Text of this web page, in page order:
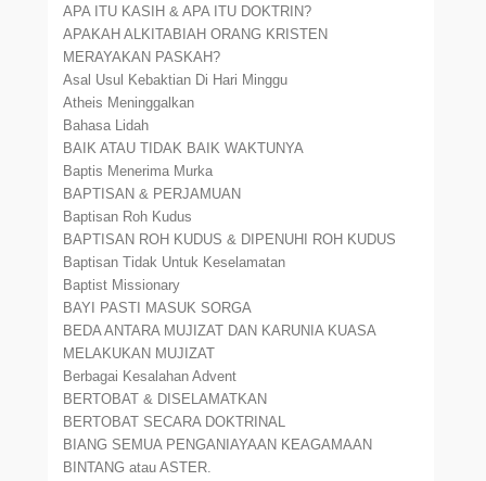
APA ITU KASIH & APA ITU DOKTRIN?
APAKAH ALKITABIAH ORANG KRISTEN
MERAYAKAN PASKAH?
Asal Usul Kebaktian Di Hari Minggu
Atheis Meninggalkan
Bahasa Lidah
BAIK ATAU TIDAK BAIK WAKTUNYA
Baptis Menerima Murka
BAPTISAN & PERJAMUAN
Baptisan Roh Kudus
BAPTISAN ROH KUDUS & DIPENUHI ROH KUDUS
Baptisan Tidak Untuk Keselamatan
Baptist Missionary
BAYI PASTI MASUK SORGA
BEDA ANTARA MUJIZAT DAN KARUNIA KUASA
MELAKUKAN MUJIZAT
Berbagai Kesalahan Advent
BERTOBAT & DISELAMATKAN
BERTOBAT SECARA DOKTRINAL
BIANG SEMUA PENGANIAYAAN KEAGAMAAN
BINTANG atau ASTER.